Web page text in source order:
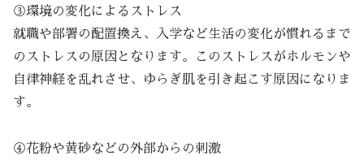
③環境の変化によるストレス
就職や部署の配置換え、入学など生活の変化が慣れるまで
のストレスの原因となります。このストレスがホルモンや
自律神経を乱れさせ、ゆらぎ肌を引き起こす原因になりま
す。
④花粉や黄砂などの外部からの刺激